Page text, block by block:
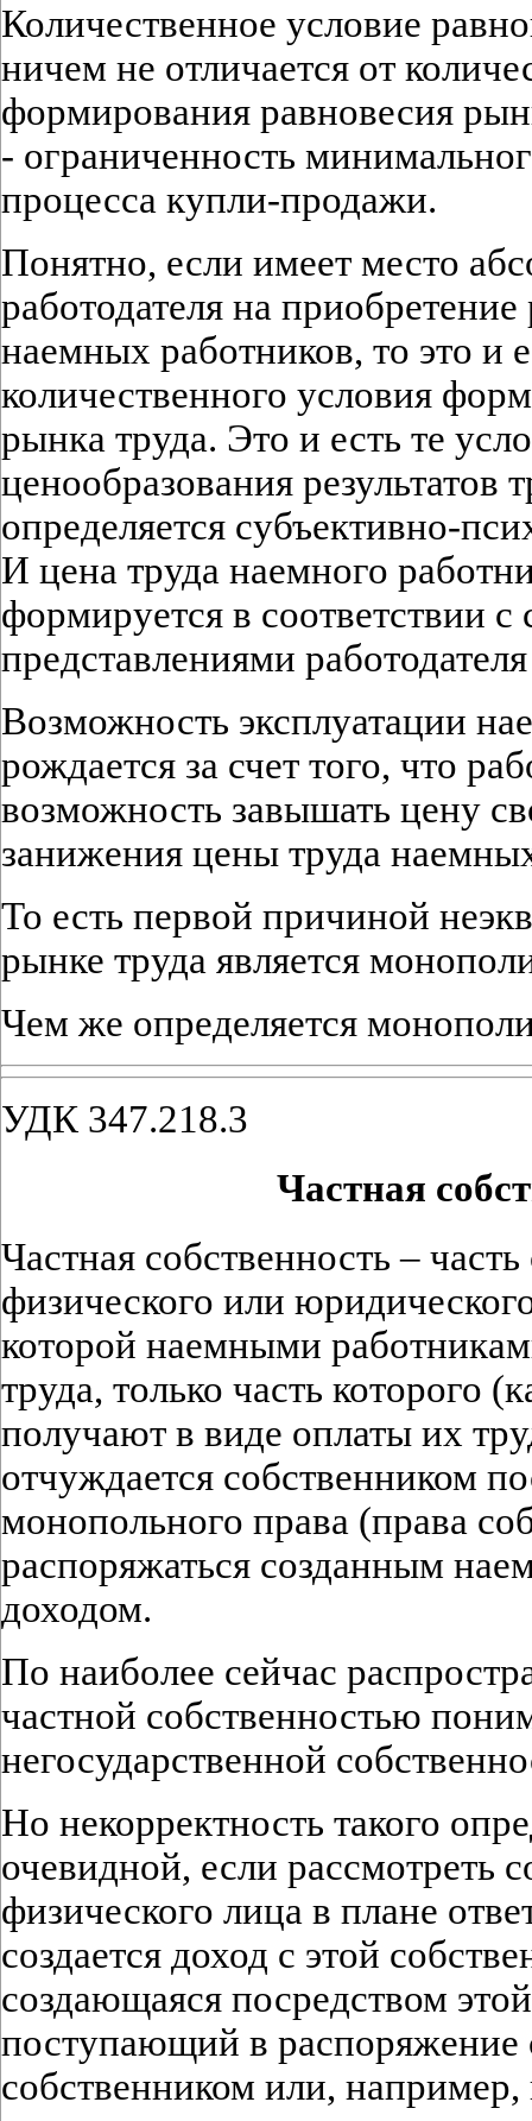
Количественное условие
ничем не отличается от
формирования равновесия
- ограниченность
процесса купли-продажи.
Понятно, если имеет место
работодателя на приобретение
наемных работников, то это и
количественного условия
рынка труда. Это и есть те
ценообразования результатов
определяется субъективно-
И цена труда наемного
формируется в соответствии
представлениями
Возможность эксплуатации
рождается за счет того, что
возможность завышать цену
занижения цены труда
То есть первой причиной
рынке труда является
Чем же определяется
УДК 347.218.3
Частная
Частная собственность –
физического или
которой наемными
труда, только часть которого
получают в виде оплаты их
отчуждается собственником
монопольного права (права
распоряжаться созданным
доходом.
По наиболее сейчас
частной собственностью
негосударственной
Но некорректность такого
очевидной, если рассмотреть
физического лица в плане
создается доход с этой
создающаяся посредством
поступающий в распоряжение
собственником или,